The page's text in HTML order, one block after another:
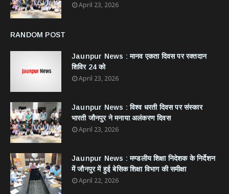
April 23, 2026
RANDOM POST
Jaunpur News : ​मानव एकता दिवस पर रक्तदान
शिविर 24 को
April 23, 2026
Jaunpur News : विश्व धरती दिवस पर संस्कार
भारती जौनपुर ने मनाया अलंकरण दिवस
April 23, 2026
Jaunpur News : ​मण्डलीय शिक्षा निदेशक के निर्देशन
में जौनपुर में हुई बेसिक शिक्षा विभाग की समीक्षा
April 22, 2026